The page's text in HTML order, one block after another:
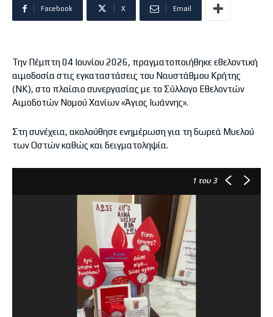
Facebook X Email
Την Πέμπτη 04 Ιουνίου 2026, πραγματοποιήθηκε εθελοντική
αιμοδοσία στις εγκαταστάσεις του Ναυστάθμου Κρήτης
(ΝΚ), στο πλαίσιο συνεργασίας με το Σύλλογο Εθελοντών
Αιμοδοτών Νομού Χανίων «Άγιος Ιωάννης».
Στη συνέχεια, ακολούθησε ενημέρωση για τη δωρεά Μυελού
των Οστών καθώς και δειγματοληψία.
1 του 3